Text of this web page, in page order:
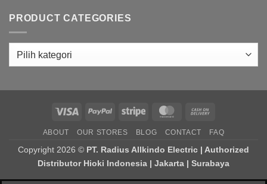
PRODUCT CATEGORIES
Visa PayPal Stripe MasterCard
Delivery
ABOUT OUR STORES BLOG CONTACT FAQ
Copyright 2026 © PT. Radius Allkindo Electric | Authorized
Distributor Hioki Indonesia | Jakarta | Surabaya